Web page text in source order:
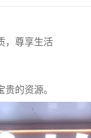
，尊享生活
的资源。